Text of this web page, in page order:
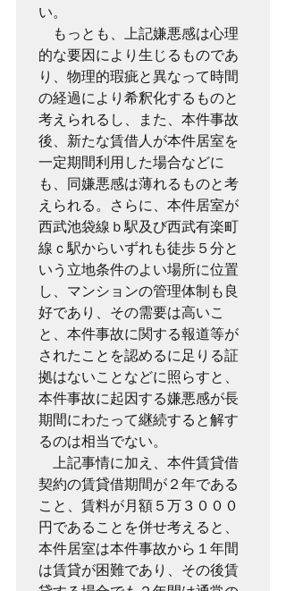
い。
もっとも、上記嫌悪感は心理
的な要因により生じるものであ
り、物理的瑕疵と異なって時間
の経過により希釈化するものと
考えられるし、また、本件事故
後、新たな賃借人が本件居室を
一定期間利用した場合などに
も、同嫌悪感は薄れるものと考
えられる。さらに、本件居室が
西武池袋線ｂ駅及び西武有楽町
線ｃ駅からいずれも徒歩５分と
いう立地条件のよい場所に位置
し、マンションの管理体制も良
好であり、その需要は高いこ
と、本件事故に関する報道等が
されたことを認めるに足りる証
拠はないことなどに照らすと、
本件事故に起因する嫌悪感が長
期間にわたって継続すると解す
るのは相当でない。
上記事情に加え、本件賃貸借
契約の賃貸借期間が２年である
こと、賃料が月額５万３０００
円であることを併せ考えると、
本件居室は本件事故から１年間
は賃貸が困難であり、その後賃